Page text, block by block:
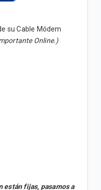
su Cable Módem
Online.)
están fijas, pasamos a